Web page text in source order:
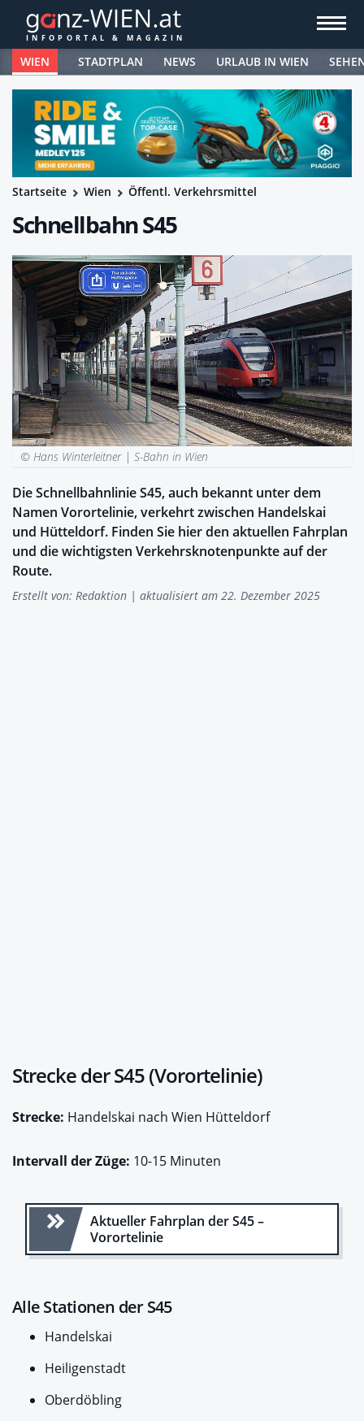
WIEN STADTPLAN NEWS URLAUB IN WIEN
Startseite Wien Öffentl. Verkehrsmittel
Schnellbahn S45
© Hans Winterleitner |S-Bahn in Wien
Die Schnellbahnlinie S45, auch bekannt unter dem
Namen Vorortelinie, verkehrt zwischen Handelskai
und Hütteldorf. Finden Sie hier den aktuellen Fahrplan
und die wichtigsten Verkehrsknotenpunkte auf der
Route.
Erstellt von: Redaktion | aktualisiert am 22. Dezember 2025
Strecke der S45 (Vorortelinie)
Strecke: Handelskai nach Wien Hütteldorf
Intervall der Züge: 10-15 Minuten
Aktueller Fahrplan der S45 –
Vorortelinie
Alle Stationen der S45
Handelskai
Heiligenstadt
Oberdöbling